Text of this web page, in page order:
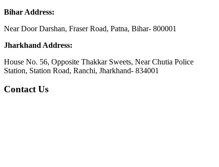
Bihar Address:
Near Door Darshan, Fraser Road, Patna, Bihar- 800001
Jharkhand Address:
House No. 56, Opposite Thakkar Sweets, Near Chutia Police
Station, Station Road, Ranchi, Jharkhand- 834001
Contact Us